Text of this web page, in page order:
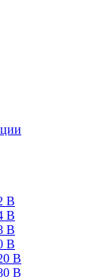
В
В
В
В
В
В